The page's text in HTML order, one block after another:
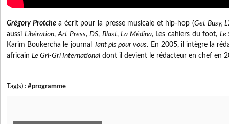
Grégory Protchea écrit pour la presse musicale et hip-hop (Get Busy,
aussi Libération,Art Press,DS, Blast,La Médina, Les cahiers du foot, Le
Karim Boukercha le journal
Tant pis pour vous. En 2005, il intègre la
africain Le Gri-Gri International dont il devient le rédacteur en chef en
Tag(s) : #programme